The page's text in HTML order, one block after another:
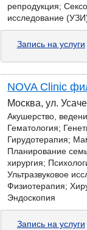
репродукция;
исследование
Запись на услуги
NOVA Clinic
Москва, ул.
Акушерство,
Гематология;
Гирудотерапия;
Планирование
хирургия;
Ультразвуковое
Физиотерапия;
Эндоскопия
Запись на услуги